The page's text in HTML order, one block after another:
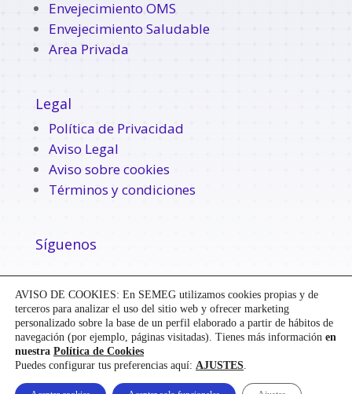
Envejecimiento OMS
Envejecimiento Saludable
Area Privada
Legal
Política de Privacidad
Aviso Legal
Aviso sobre cookies
Términos y condiciones
Síguenos
Diseñado y desarrollado porMensaje|
AVISO DE COOKIES: En SEMEG utilizamos cookies propias y de
terceros para analizar el uso del sitio web y ofrecer marketing
personalizado sobre la base de un perfil elaborado a partir de hábitos de
navegación (por ejemplo, páginas visitadas). Tienes más información en
nuestra Política de Cookies
Puedes configurar tus preferencias aquí: AJUSTES.